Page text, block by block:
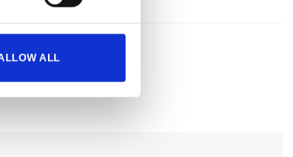
ALL
SESSM-A245DO